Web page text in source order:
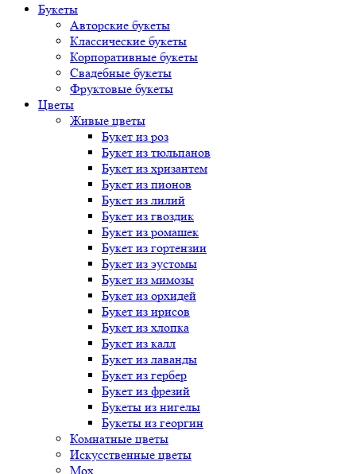
Букеты
Авторские букеты
Классические букеты
Корпоративные букеты
Свадебные букеты
Фруктовые букеты
Цветы
Живые цветы
Букет из роз
Букет из тюльпанов
Букет из хризантем
Букет из пионов
Букет из лилий
Букет из гвоздик
Букет из ромашек
Букет из гортензии
Букет из эустомы
Букет из мимозы
Букет из орхидей
Букет из ирисов
Букет из хлопка
Букет из калл
Букет из лаванды
Букет из гербер
Букет из фрезий
Букеты из нигелы
Букеты из георгин
Комнатные цветы
Искусственные цветы
Мох